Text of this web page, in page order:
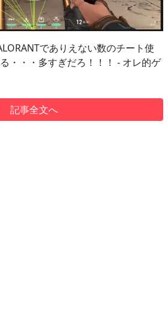
でありえない数のチート使
・・・多すぎだろ！！！ - オレ的ゲ
記事全文へ